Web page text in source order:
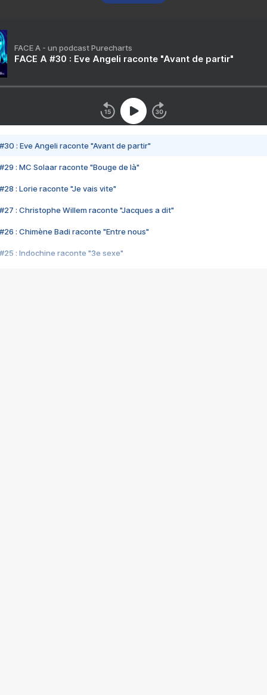
FACE A - un podcast Purecharts
FACE A #30 : Eve Angeli raconte "Avant de partir"
#30 : Eve Angeli raconte "Avant de partir"
#29 : MC Solaar raconte "Bouge de là"
#28 : Lorie raconte "Je vais vite"
#27 : Christophe Willem raconte "Jacques a dit"
#26 : Chimène Badi raconte "Entre nous"
#25 : Indochine raconte "3e sexe"